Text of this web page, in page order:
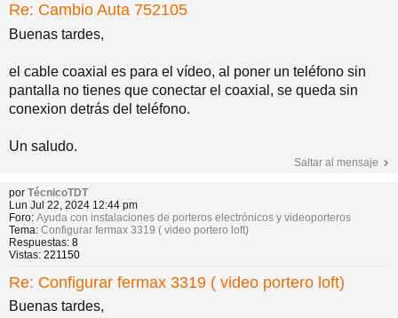
s
Re: Cambio Auta 752105
Buenas tardes,
el cable coaxial es para el vídeo, al poner un teléfono sin
pantalla no tienes que conectar el coaxial, se queda sin
conexion detrás del teléfono.
Un saludo.
Saltar al mensaje
por TécnicoTDT
Lun Jul 22, 2024 12:44 pm
Foro: Ayuda con instalaciones de porteros electrónicos y videoporteros
Tema: Configurar fermax 3319 ( video portero loft)
Respuestas: 8
Vistas: 221150
Re: Configurar fermax 3319 ( video portero loft)
Buenas tardes,